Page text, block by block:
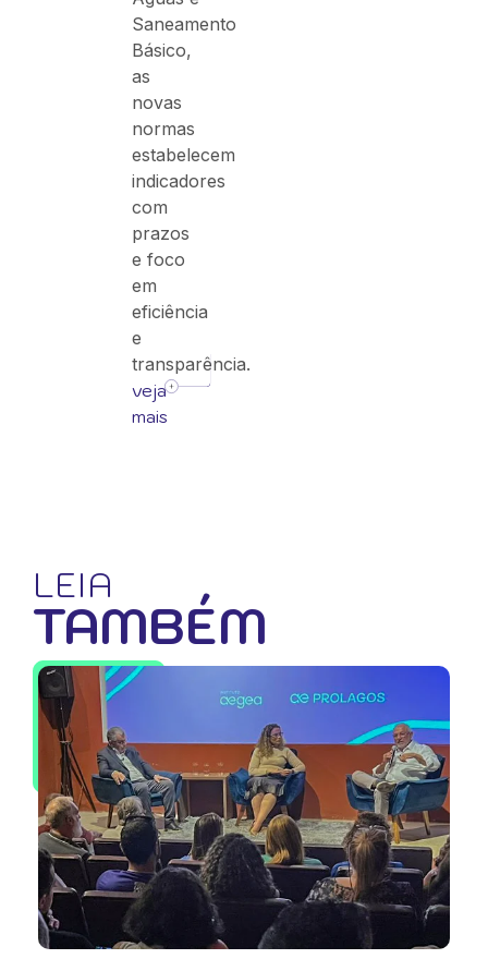
Saneamento
Básico,
as
novas
normas
estabelecem
indicadores
com
prazos
e foco
em
eficiência
e
transparência.
veja
mais
LEIA
TAMBÉM